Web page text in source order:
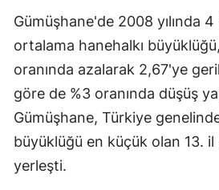
Gümüşhane'de 2008 yılında
ortalama hanehalkı
oranında azalarak 2,67'ye
göre de %3 oranında düşüş
Gümüşhane, Türkiye
büyüklüğü en küçük olan 13.
yerleşti.